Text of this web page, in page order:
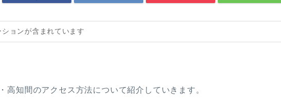
ョンが含まれています
高知間のアクセス方法について紹介していきます。